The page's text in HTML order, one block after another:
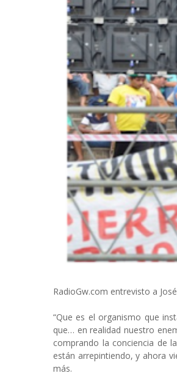
RadioGw.com entrevisto a
“Que es el organismo que
que… en realidad nuestro
comprando la conciencia de
están arrepintiendo, y ahora
más.